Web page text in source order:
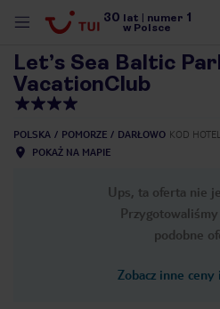
30 lat numer 1
w Polsce
Let’s Sea Baltic
VacationClub
POLSKA POMORZE DARŁOWO KOD
POKAŻ NA MAPIE
Ups, ta oferta nie
podobne
Zobacz inne